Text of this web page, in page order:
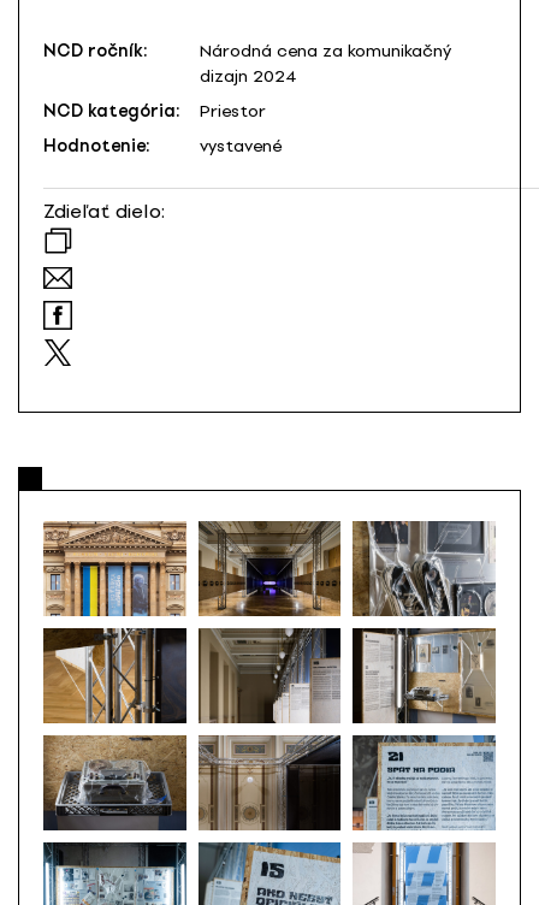
NCD ročník:
Národná cena za komunikačný
dizajn 2024
NCD kategória:
Priestor
Hodnotenie:
vystavené
Zdieľať dielo: